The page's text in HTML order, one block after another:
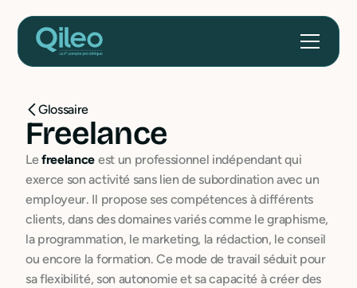
Glossaire
Freelance
Lefreelance est un professionnel indépendant qui
exerce son activité sans lien de subordination avec un
employeur. Il propose ses compétences à différents
clients, dans des domaines variés comme le graphisme,
la programmation, le marketing, la rédaction, le conseil
ou encore la formation. Ce mode de travail séduit pour
sa flexibilité, son autonomie et sa capacité à créer des